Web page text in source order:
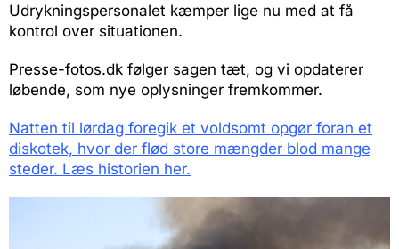
Udrykningspersonalet kæmper lige nu med at få
kontrol over situationen.
Presse-fotos.dk følger sagen tæt, og vi opdaterer
løbende, som nye oplysninger fremkommer.
Natten til lørdag foregik et voldsomt opgør foran et
diskotek, hvor der flød store mængder blod mange
steder. Læs historien her.